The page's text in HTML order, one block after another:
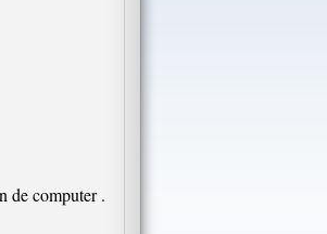
de computer .